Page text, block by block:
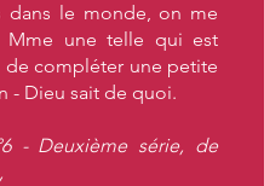
dans le monde, on me
Mme une telle qui est
de compléter une petite
- Dieu sait de quoi.
- Deuxième série, de